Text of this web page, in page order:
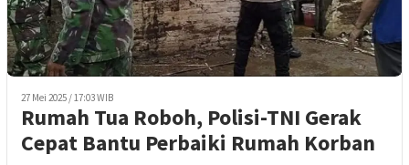
27 Mei 2025 / 17:03 WIB
Rumah Tua Roboh, Polisi-TNI Gerak
Cepat Bantu Perbaiki Rumah Korban